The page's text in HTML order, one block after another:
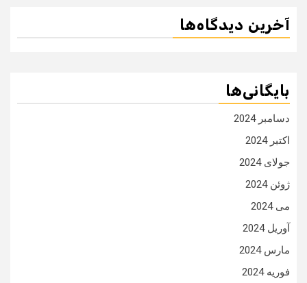
آخرین دیدگاه‌ها
بایگانی‌ها
دسامبر 2024
اکتبر 2024
جولای 2024
ژوئن 2024
می 2024
آوریل 2024
مارس 2024
فوریه 2024